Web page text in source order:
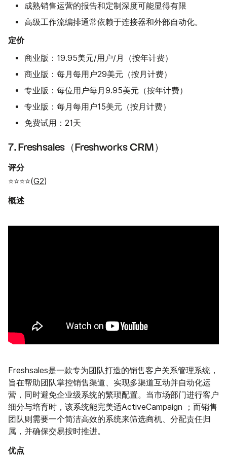
成熟销售运营的报告和定制深度可能显得有限
高级工作流编排通常依赖于连接器和外部自动化。
定价
商业版：19.95美元/用户/月（按年计费）
商业版：每月每用户29美元（按月计费）
专业版：每位用户每月9.95美元（按年计费）
专业版：每月每用户15美元（按月计费）
免费试用：21天
7. Freshsales（Freshworks CRM）
评分
⭐⭐⭐⭐(G2)
概述
Freshsales是一款专为团队打造的销售客户关系管理系统，
旨在帮助团队掌控销售渠道、实现多渠道互动并自动化运
营，同时避免企业级系统的繁琐配置。当市场部门进行客户
细分与培育时，该系统能完美适ActiveCampaign ；而销售
团队则需要一个简洁高效的系统来筛选商机、分配责任归
属，并确保交易按时推进。
优点